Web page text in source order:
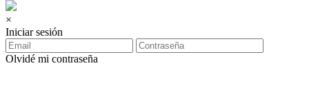
×
Iniciar sesión
Olvidé mi contraseña